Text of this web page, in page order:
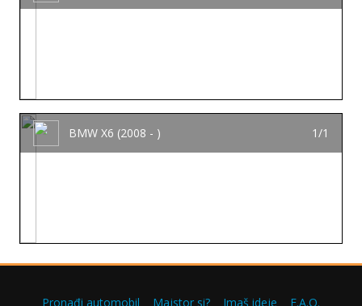
BMW X6 (2008 - ) 1/1
Pronađi automobil Majstor si? Imaš ideje F.A.Q.